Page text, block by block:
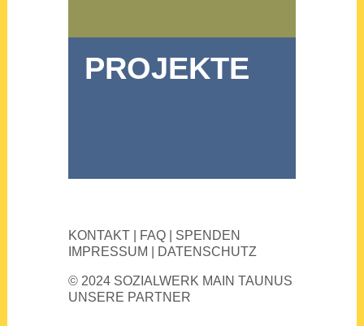
PRO­JEK­TE
KONTAKT FAQ
SPENDEN
IMPRESSUM
DATENSCHUTZ
© 2024 SOZIALWERK MAIN TAUNUS
UNSERE PARTNER